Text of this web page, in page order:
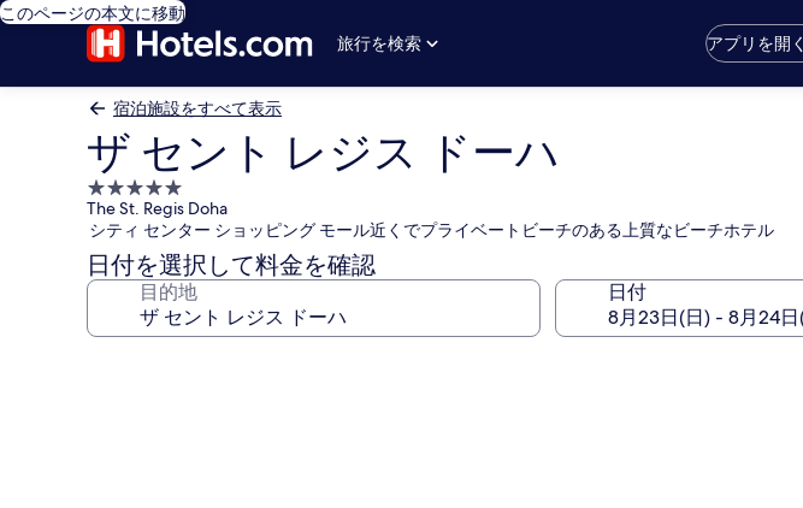
このページの本文に移動
旅行を検索
アプリを開く
宿泊施設をすべて表示
ザ セント レジス ドーハ
5.0
つ
星
宿
泊
The St. Regis Doha
シティ センター ショッピング モール近くでプライベートビーチのある上質なビーチホテル
日付を選択して料金を確認
目的地 日付